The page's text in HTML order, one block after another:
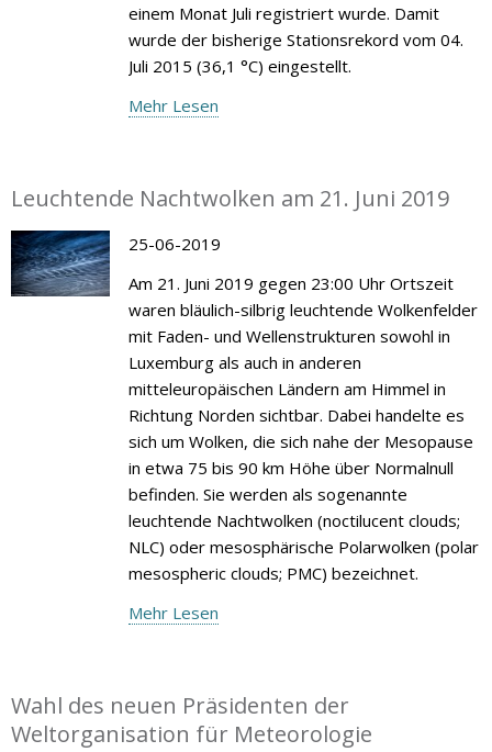
einem Monat Juli registriert wurde. Damit
wurde der bisherige Stationsrekord vom 04.
Juli 2015 (36,1 °C) eingestellt.
Mehr Lesen
Leuchtende Nachtwolken am 21. Juni 2019
25-06-2019
Am 21. Juni 2019 gegen 23:00 Uhr Ortszeit
waren bläulich-silbrig leuchtende Wolkenfelder
mit Faden- und Wellenstrukturen sowohl in
Luxemburg als auch in anderen
mitteleuropäischen Ländern am Himmel in
Richtung Norden sichtbar. Dabei handelte es
sich um Wolken, die sich nahe der Mesopause
in etwa 75 bis 90 km Höhe über Normalnull
befinden. Sie werden als sogenannte
leuchtende Nachtwolken (noctilucent clouds;
NLC) oder mesosphärische Polarwolken (polar
mesospheric clouds; PMC) bezeichnet.
Mehr Lesen
Wahl des neuen Präsidenten der
Weltorganisation für Meteorologie